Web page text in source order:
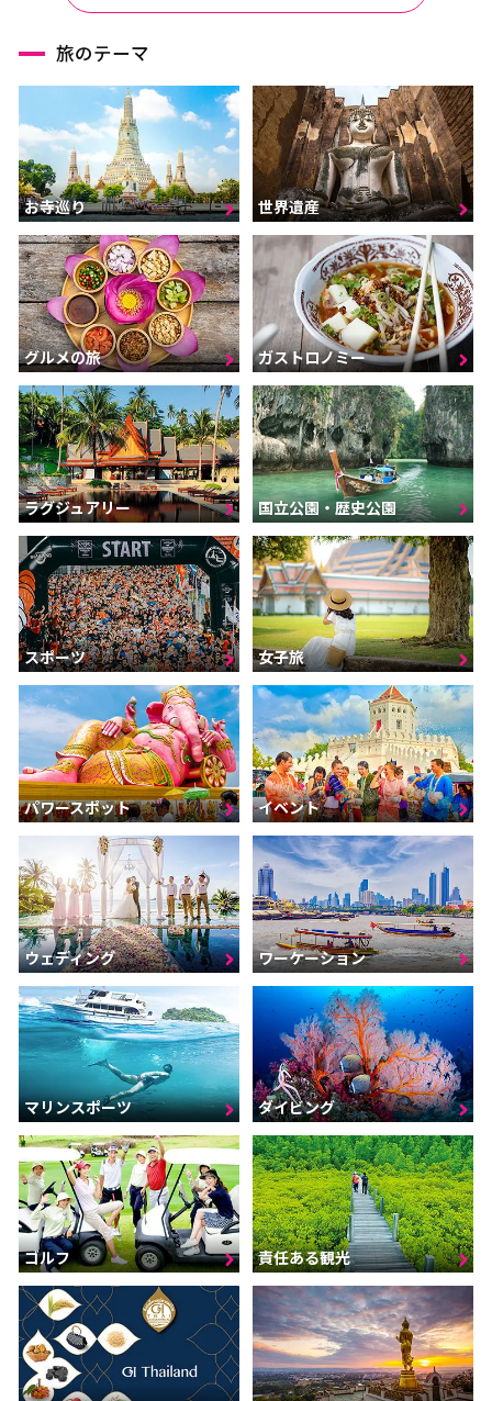
旅のテーマ
お寺巡り 世界遺産
グルメの旅 ガストロノミー
ラグジュアリー 国立公園・歴史公園
スポーツ 女子旅
パワースポット イベント
ウェディング ワーケーション
マリンスポーツ ダイビング
ゴルフ 責任ある観光